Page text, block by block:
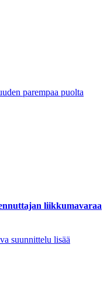
parempaa puolta
liikkumavaraa
suunnittelu lisää